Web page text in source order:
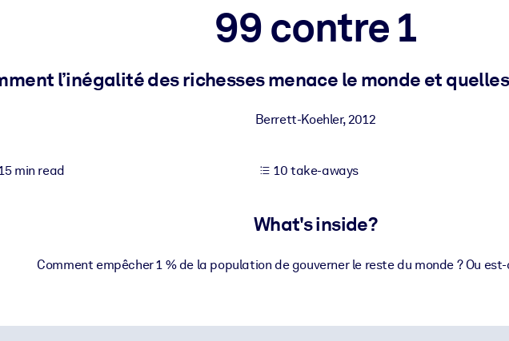
knowledge to improve outputs.
99 contre 1
l’inégalité des richesses menace le monde et
Berrett-Koehler,2012
min read 10 take-aways
What's inside?
Comment empêcher 1 % de la population de gouverner le reste du monde ? Ou